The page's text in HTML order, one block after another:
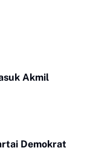
Akmil
Demokrat